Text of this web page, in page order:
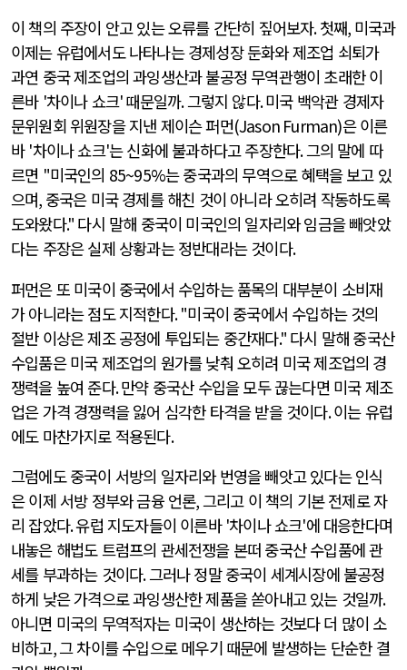
이 책의 주장이 안고 있는 오류를 간단히 짚어보자.첫째, 미국과
이제는 유럽에서도 나타나는 경제성장 둔화와 제조업 쇠퇴가
과연 중국 제조업의 과잉생산과 불공정 무역관행이 초래한 이
른바 '차이나 쇼크'때문일까.그렇지 않다.미국 백악관 경제자
문위원회 위원장을 지낸 제이슨 퍼먼(Jason Furman)은 이른
바 '차이나 쇼크'는 신화에 불과하다고 주장한다.그의 말에 따
르면 "미국인의 85~95%는 중국과의 무역으로 혜택을 보고 있
으며, 중국은 미국 경제를 해친 것이 아니라 오히려 작동하도록
도와왔다." 다시 말해 중국이 미국인의 일자리와 임금을 빼앗았
다는 주장은 실제 상황과는 정반대라는 것이다.
퍼먼은 또 미국이 중국에서 수입하는 품목의 대부분이 소비재
가 아니라는 점도 지적한다. "미국이 중국에서 수입하는 것의
절반 이상은 제조 공정에 투입되는 중간재다." 다시 말해 중국산
수입품은 미국 제조업의 원가를 낮춰 오히려 미국 제조업의 경
쟁력을 높여 준다.만약 중국산 수입을 모두 끊는다면 미국 제조
업은 가격 경쟁력을 잃어 심각한 타격을 받을 것이다.이는 유럽
에도 마찬가지로 적용된다.
그럼에도 중국이 서방의 일자리와 번영을 빼앗고 있다는 인식
은 이제 서방 정부와 금융 언론,그리고 이 책의 기본 전제로 자
리 잡았다.유럽 지도자들이 이른바 '차이나 쇼크'에 대응한다며
내놓은 해법도 트럼프의 관세전쟁을 본떠 중국산 수입품에 관
세를 부과하는 것이다.그러나 정말 중국이 세계시장에 불공정
하게 낮은 가격으로 과잉생산한 제품을 쏟아내고 있는 것일까.
아니면 미국의 무역적자는 미국이 생산하는 것보다 더 많이 소
비하고,그 차이를 수입으로 메우기 때문에 발생하는 단순한 결